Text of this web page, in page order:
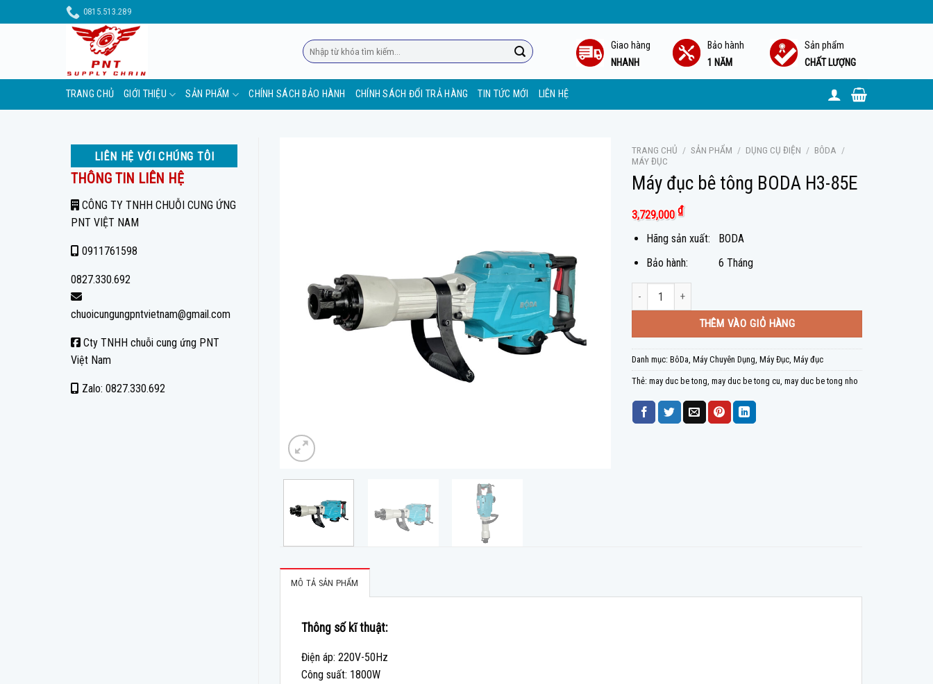
to
0815.513.289
Tìm
kiếm:
Giao hàng
NHANH
Bảo hành
1 NĂM
Sản phẩm
CHẤT LƯỢNG
TRANG CHỦ GIỚI THIỆU SẢN PHẨM CHÍNH SÁCH BẢO HÀNH CHÍNH SÁCH ĐỔI TRẢ HÀNG TIN TỨC MỚI LIÊN HỆ
LIÊN HỆ VỚI CHÚNG TÔI
THÔNG TIN LIÊN HỆ
CÔNG TY TNHH CHUỖI CUNG ỨNG
PNT VIỆT NAM
0911761598
0827.330.692
chuoicungungpntvietnam@gmail.com
Cty TNHH chuỗi cung ứng PNT
Việt Nam
Zalo: 0827.330.692
TRANG CHỦ / SẢN PHẨM / DỤNG CỤ ĐIỆN / BÔDA /
MÁY ĐỤC
Máy đục bê tông BODA H3-85E
3,729,000₫
Hãng sản xuất: BODA
Bảo hành: 6 Tháng
Máy đục bê tông BODA H3-85E số lượng
THÊM VÀO GIỎ HÀNG
Danh mục: BôDa, Máy Chuyên Dụng, Máy Đục, Máy đục
Thẻ: may duc be tong, may duc be tong cu, may duc be tong nho
MÔ TẢ SẢN PHẨM
Thông số kĩ thuật:
Điện áp: 220V-50Hz
Công suất: 1800W